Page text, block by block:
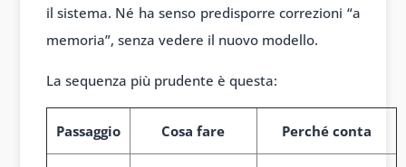
il sistema. Né ha senso predisporre correzioni “a
memoria”, senza vedere il nuovo modello.
La sequenza più prudente è questa:
Passaggio Cosa fare Perché conta